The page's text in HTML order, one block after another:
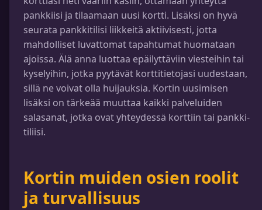
pankkiisi ja tilaamaan uusi kortti. Lisäksi on hyvä
seurata pankkitilisi liikkeitä aktiivisesti, jotta
mahdolliset luvattomat tapahtumat huomataan
ajoissa. Älä anna luottaa epäilyttäviin viesteihin tai
kyselyihin, jotka pyytävät korttitietojasi uudestaan,
sillä ne voivat olla huijauksia. Kortin uusimisen
lisäksi on tärkeää muuttaa kaikki palveluiden
salasanat, jotka ovat yhteydessä korttiin tai pankki-
tiliisi.
Kortin muiden osien roolit
ja turvallisuus